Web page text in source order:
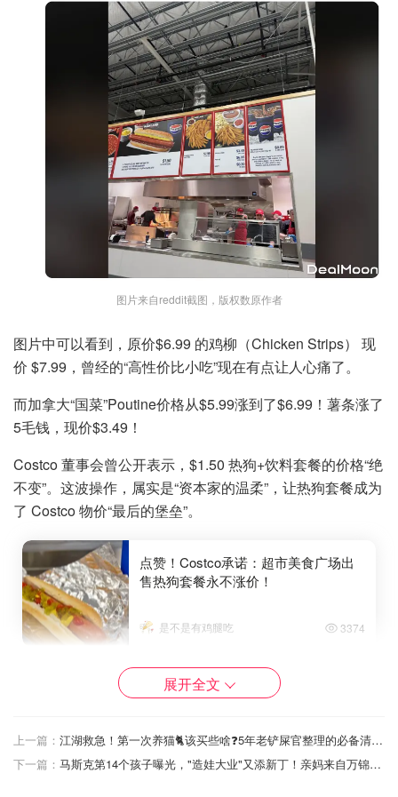
图片来自reddit截图，版权数原作者
图片中可以看到，原价$6.99 的鸡柳（Chicken Strips） 现
价 $7.99，曾经的“高性价比小吃”现在有点让人心痛了。
而加拿大“国菜”Poutine价格从$5.99涨到了$6.99！薯条涨了
5毛钱，现价$3.49！
Costco 董事会曾公开表示，$1.50 热狗+饮料套餐的价格“绝
不变”。这波操作，属实是“资本家的温柔”，让热狗套餐成为
了 Costco 物价“最后的堡垒”。
点赞！Costco承诺：超市美食广场出
售热狗套餐永不涨价！
是不是有鸡腿吃 3374
近几年，全球通胀严重，食材、人工、物流成本都在上涨，
Costco 美食广场的“平价神话”早已被多次挑战。从 2022 年
鸡柳和薯条，让不少 Costco 粉丝直呼“心碎”。
展开全文
上一篇：
江湖救急！第一次养猫🐈该买些啥❓5年老铲屎官整理的必备清单➕养猪咪心得！
下一篇：
马斯克第14个孩子曝光，"造娃大业"又添新丁！亲妈来自万锦的学霸高管！